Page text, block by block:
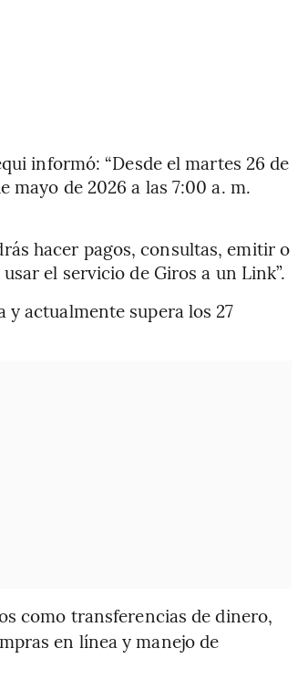
informó: “Desde el martes 26 de
mayo de 2026 a las 7:00 a. m.
hacer pagos, consultas, emitir o
el servicio de Giros a un Link”.
actualmente supera los 27
como transferencias de dinero,
en línea y manejo de